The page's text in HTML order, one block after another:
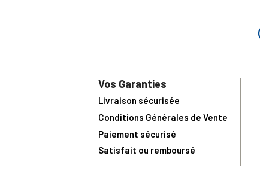
Vos Garanties
Livraison sécurisée
Conditions Générales de Vente
Paiement sécurisé
Satisfait ou remboursé